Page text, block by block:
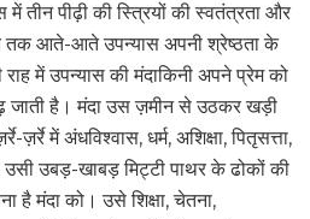
में तीन पीढ़ी की स्त्रियों की स्वतंत्रता और
तक आते-आते उपन्यास अपनी श्रेष्ठता के
में उपन्यास की मंदाकिनी अपने प्रेम को
जाती है। मंदा उस ज़मीन से उठकर खड़ी
में अंधविश्वास, धर्म, अशिक्षा, पितृसत्ता,
उसी उबड़-खाबड़ मिट्टी पाथर के ढोकों की
है मंदा को। उसे शिक्षा, चेतना,